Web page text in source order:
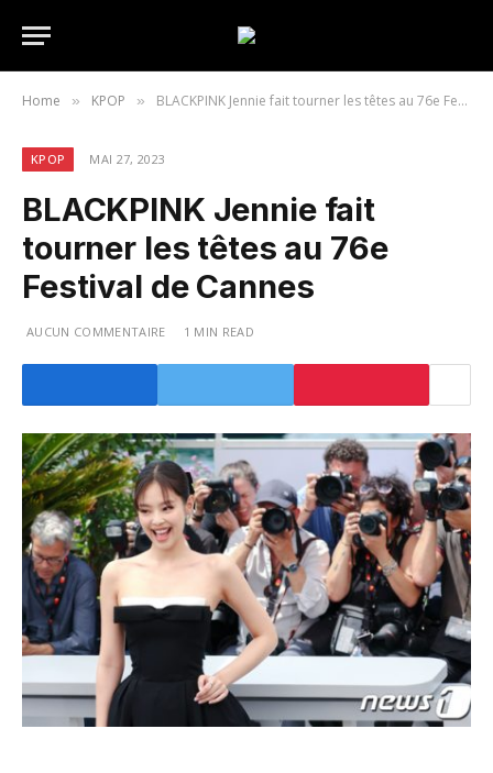
Home » KPOP » BLACKPINK Jennie fait tourner les têtes au 76e Festival de Cannes
KPOP MAI 27, 2023
BLACKPINK Jennie fait
tourner les têtes au 76e
Festival de Cannes
AUCUN COMMENTAIRE 1 MIN READ